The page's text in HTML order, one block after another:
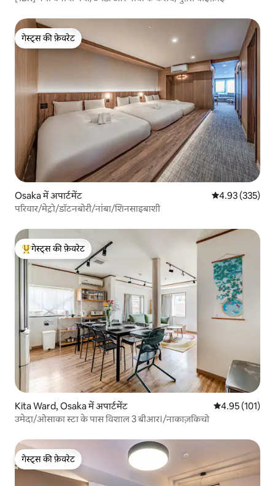
गेस्ट्स की फ़ेवरेट
गेस्ट्स की फ़ेवरेट
Osaka में अपार्टमेंट औसत रेटिंग 5 में से
4.93 (335)
परिवार/मेट्रो/डॉटनबोरी/नांबा/शिनसाइबाशी
गेस्ट्स का टॉप फ़ेवरेट
गेस्ट्स की फ़ेवरेट
Kita Ward, Osaka में अपार्टमेंट औसत रेटिंग 5 में से
4.95 (101)
उमेदा/ओसाका स्टा के पास विशाल 3 बीआर।/नाकाज़किचो
गेस्ट्स की फ़ेवरेट
गेस्ट्स की फ़ेवरेट